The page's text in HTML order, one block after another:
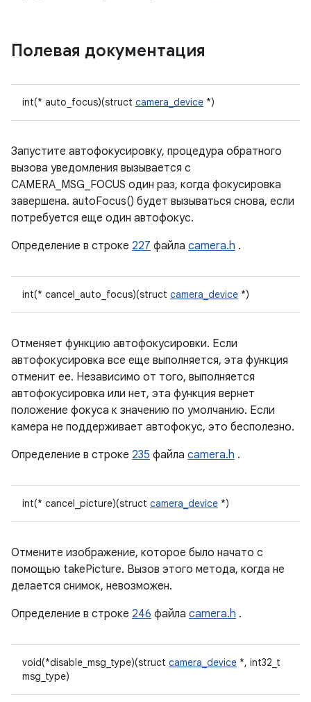
Полевая документация
int(* auto_focus)(struct camera_device *)
Запустите автофокусировку, процедура обратного
вызова уведомления вызывается с
CAMERA_MSG_FOCUS один раз, когда фокусировка
завершена. autoFocus() будет вызываться снова, если
потребуется еще один автофокус.
Определение в строке 227 файла camera.h .
int(* cancel_auto_focus)(struct camera_device *)
Отменяет функцию автофокусировки. Если
автофокусировка все еще выполняется, эта функция
отменит ее. Независимо от того, выполняется
автофокусировка или нет, эта функция вернет
положение фокуса к значению по умолчанию. Если
камера не поддерживает автофокус, это бесполезно.
Определение в строке 235 файла camera.h .
int(* cancel_picture)(struct camera_device *)
Отмените изображение, которое было начато с
помощью takePicture. Вызов этого метода, когда не
делается снимок, невозможен.
Определение в строке 246 файла camera.h .
void(*disable_msg_type)(struct camera_device *, int32_t
msg_type)